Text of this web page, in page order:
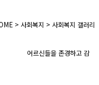
> 사회복지 > 사회복지 갤러리
어르신들을 존경하고 감